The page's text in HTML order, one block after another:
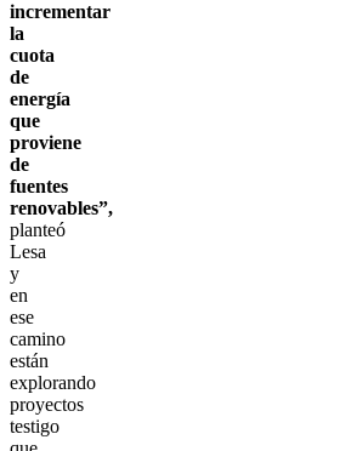
incrementar
la
cuota
de
energía
que
proviene
de
fuentes
renovables”,
planteó
Lesa
y
en
ese
camino
están
explorando
proyectos
testigo